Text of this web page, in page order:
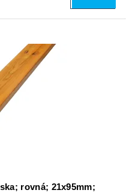
rovná; 21x95mm;